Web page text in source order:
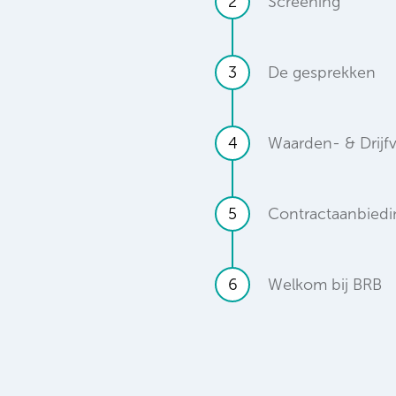
3 De gesprekken
4 Waarden- &
5
6 Welkom bij BRB